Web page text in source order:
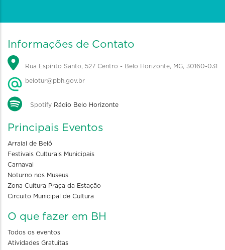
Informações de Contato
Rua Espírito Santo, 527 Centro - Belo Horizonte, MG, 30160-031
belotur@pbh.gov.br
Spotify Rádio Belo Horizonte
Principais Eventos
Arraial de Belô
Festivais Culturais Municipais
Carnaval
Noturno nos Museus
Zona Cultura Praça da Estação
Circuito Municipal de Cultura
O que fazer em BH
Todos os eventos
Atividades Gratuitas